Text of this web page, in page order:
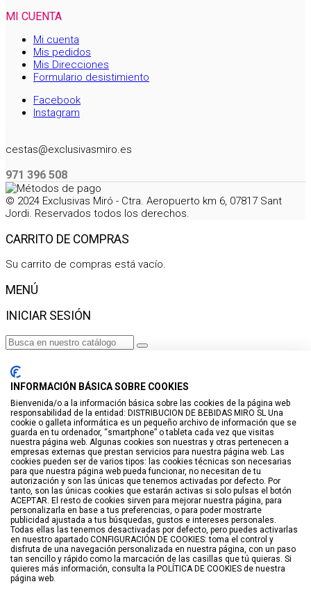
MI CUENTA
Mi cuenta
Mis pedidos
Mis Direcciones
Formulario desistimiento
Facebook
Instagram
cestas@exclusivasmiro.es
971 396 508
© 2024 Exclusivas Miró - Ctra. Aeropuerto km 6, 07817 Sant
Jordi. Reservados todos los derechos.
CARRITO DE COMPRAS
Su carrito de compras está vacío.
MENÚ
INICIAR SESIÓN
No se encontraron productos.
Iniciar sesión
VISTO RECIENTEMENTE
No hay productos
LISTA DE DESEOS
GUARDAR EN LISTA DE DESEOS
Crear
BUSCAR
Haga clic para más productos.
INFORMACIÓN BÁSICA SOBRE COOKIES
Bienvenida/o a la información básica sobre las cookies de la página web
responsabilidad de la entidad: DISTRIBUCION DE BEBIDAS MIRO SL Una
cookie o galleta informática es un pequeño archivo de información que se
guarda en tu ordenador, “smartphone” o tableta cada vez que visitas
nuestra página web. Algunas cookies son nuestras y otras pertenecen a
empresas externas que prestan servicios para nuestra página web. Las
cookies pueden ser de varios tipos: las cookies técnicas son necesarias
para que nuestra página web pueda funcionar, no necesitan de tu
autorización y son las únicas que tenemos activadas por defecto. Por
tanto, son las únicas cookies que estarán activas si solo pulsas el botón
ACEPTAR. El resto de cookies sirven para mejorar nuestra página, para
personalizarla en base a tus preferencias, o para poder mostrarte
publicidad ajustada a tus búsquedas, gustos e intereses personales.
Todas ellas las tenemos desactivadas por defecto, pero puedes activarlas
en nuestro apartado CONFIGURACIÓN DE COOKIES: toma el control y
disfruta de una navegación personalizada en nuestra página, con un paso
tan sencillo y rápido como la marcación de las casillas que tú quieras. Si
quieres más información, consulta la POLÍTICA DE COOKIES de nuestra
página web.